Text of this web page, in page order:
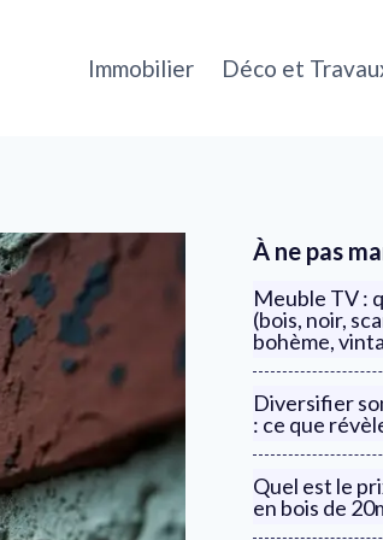
Immobilier Déco et
À ne pas
Meuble TV :
(bois, noir,
bohème,
Diversifier
: ce que
Quel est le
en bois de